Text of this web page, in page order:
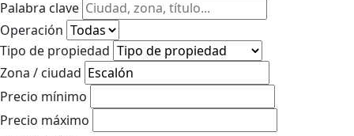
Palabra clave
Operación
Tipo de propiedad
Zona / ciudad
Precio mínimo
Precio máximo